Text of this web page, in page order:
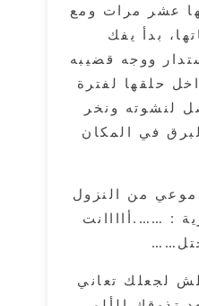
مرات ومع
يفك
قضيبه
لفترة
ونخر
المكان
النزول
تعاني